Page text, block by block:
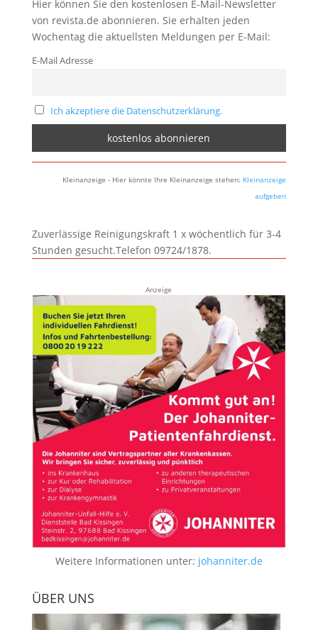
Hier können Sie den kostenlosen E-Mail-Newsletter
von revista.de abonnieren. Sie erhalten jeden
Wochentag die aktuellsten Meldungen per E-Mail:
E-Mail Adresse
Ich akzeptiere die Datenschutzerklärung.
Kleinanzeige - Hier könnte Ihre Kleinanzeige stehen: Kleinanzeige
aufgeben
Zuverlässige Reinigungskraft 1 x wöchentlich für 3-4
Stunden gesucht.Telefon 09724/1878.
Anzeige
Weitere Informationen unter: johanniter.de
ÜBER UNS